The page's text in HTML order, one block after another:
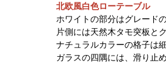
北欧風白色ローテーブル
ホワイトの部分はグレード
片側には天然木タモ突板と
ナチュラルカラーの格子は
ガラスの四隅には、滑り止